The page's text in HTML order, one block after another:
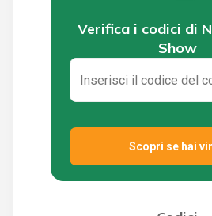
Verifica i codici di
Show
Scopri se hai